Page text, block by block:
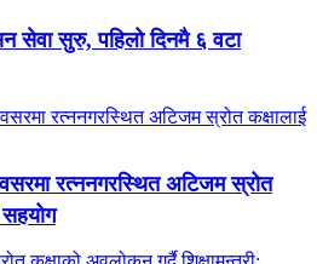
सेवा सुरु, पहिलो दिनमै ६ वटा
रत्ननगरस्थित अटिजम स्रोत
सहयोग